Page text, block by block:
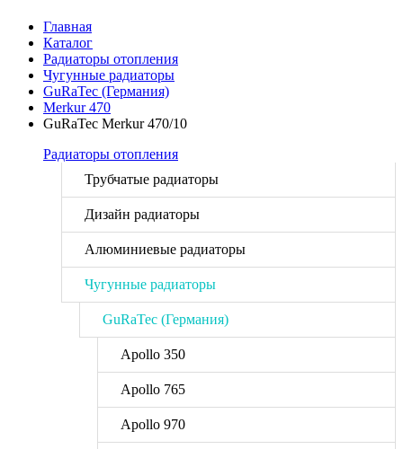
Главная
Каталог
Радиаторы отопления
Чугунные радиаторы
GuRaTec (Германия)
Merkur 470
GuRaTec Merkur 470/10
Радиаторы отопления
Трубчатые радиаторы
Дизайн радиаторы
Алюминиевые радиаторы
Чугунные радиаторы
GuRaTec (Германия)
Apollo 350
Apollo 765
Apollo 970